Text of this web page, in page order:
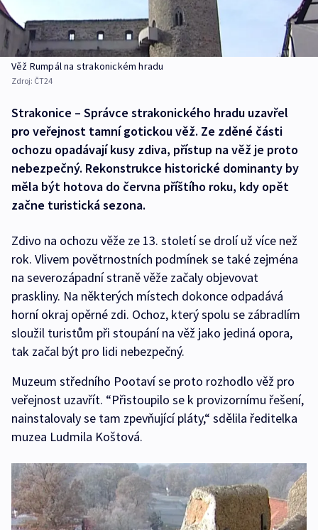
Věž Rumpál na strakonickém hradu
Zdroj: ČT24
Strakonice – Správce strakonického hradu uzavřel
pro veřejnost tamní gotickou věž. Ze zděné části
ochozu opadávají kusy zdiva, přístup na věž je proto
nebezpečný. Rekonstrukce historické dominanty by
měla být hotova do června příštího roku, kdy opět
začne turistická sezona.
Zdivo na ochozu věže ze 13. století se drolí už více než
rok. Vlivem povětrnostních podmínek se také zejména
na severozápadní straně věže začaly objevovat
praskliny. Na některých místech dokonce odpadává
horní okraj opěrné zdi. Ochoz, který spolu se zábradlím
sloužil turistům při stoupání na věž jako jediná opora,
tak začal být pro lidi nebezpečný.
Muzeum středního Pootaví se proto rozhodlo věž pro
veřejnost uzavřít. “Přistoupilo se k provizornímu řešení,
nainstalovaly se tam zpevňující pláty,“ sdělila ředitelka
muzea Ludmila Koštová.